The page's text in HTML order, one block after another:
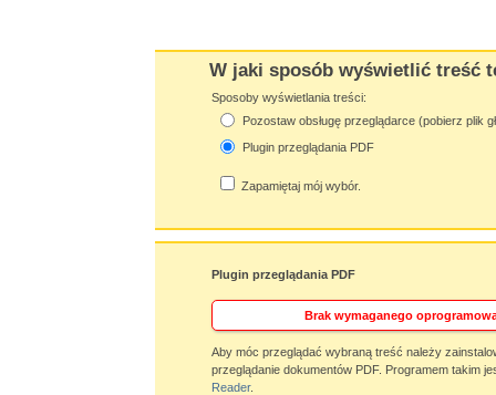
W jaki sposób wyświetlić treść
Sposoby wyświetlania treści:
Pozostaw obsługę przeglądarce (pobierz plik
Plugin przeglądania PDF
Zapamiętaj mój wybór.
Plugin przeglądania PDF
Brak wymaganego
Aby móc przeglądać wybraną treść należy
przeglądanie dokumentów PDF. Programem takim
Reader.